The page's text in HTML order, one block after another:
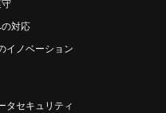
対応
イノベーション
タセキュリティ